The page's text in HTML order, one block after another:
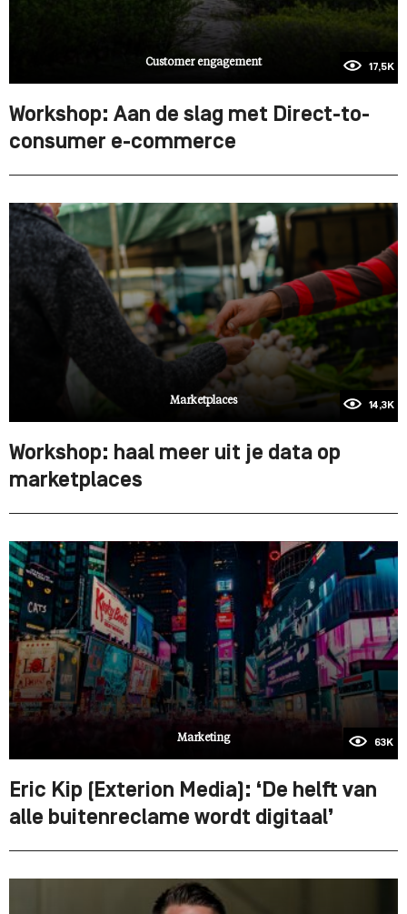
Customer engagement 17,5K
Workshop: Aan de slag met Direct-to-
consumer e-commerce
Marketplaces 14,3K
Workshop: haal meer uit je data op
marketplaces
Marketing 63K
Eric Kip (Exterion Media): ‘De helft van
alle buitenreclame wordt digitaal’